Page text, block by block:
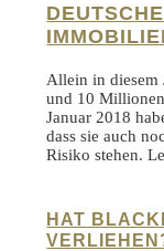
Allein in diesem
und 10
Januar 2018
dass sie auch
Risiko stehen.
HAT